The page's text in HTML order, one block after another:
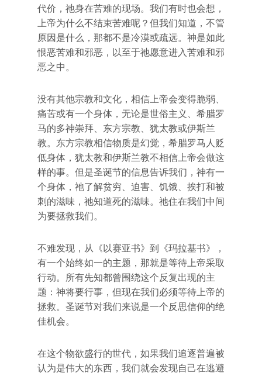
代价，祂身在苦难的现场。我们有时也会想，
上帝为什么不结束苦难呢？但我们知道，不管
原因是什么，那都不是冷漠或疏远。神是如此
恨恶苦难和邪恶，以至于祂愿意进入苦难和邪
恶之中。
没有其他宗教和文化，相信上帝会变得脆弱、
痛苦或有一个身体，无论是世俗主义、希腊罗
马的多神崇拜、东方宗教、犹太教或伊斯兰
教。东方宗教相信物质是幻觉，希腊罗马人贬
低身体，犹太教和伊斯兰教不相信上帝会做这
样的事。但是圣诞节的信息告诉我们，神有一
个身体，祂了解贫穷、迫害、饥饿、挨打和被
刺的滋味，祂知道死的滋味。祂住在我们中间
为要拯救我们。
不难发现，从《以赛亚书》到《玛拉基书》，
有一个始终如一的主题，那就是等待上帝采取
行动。所有先知都曾围绕这个反复出现的主
题：神将要行事，但现在我们必须等待上帝的
拯救。圣诞节对我们来说是一个反思信仰的绝
佳机会。
在这个物欲盛行的世代，如果我们追逐普遍被
认为是伟大的东西，我们就会发现自己在逃避